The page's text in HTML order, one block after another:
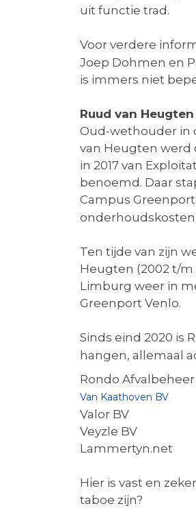
uit functie trad.
Voor verdere
Joep Dohmen en
is immers niet
Ruud van Heugten
Oud-wethouder in
van Heugten werd
in 2017 van
benoemd. Daar
Campus
Ten tijde van zijn
Heugten (2002 t/
Limburg weer in
Greenport Venlo.
Sinds eind 2020 is
hangen, allemaal
Rondo Afvalbeheer
Van Kaathoven BV
Valor BV
Veyzle BV
Lammertyn.net
Hier is vast en
taboe zijn?